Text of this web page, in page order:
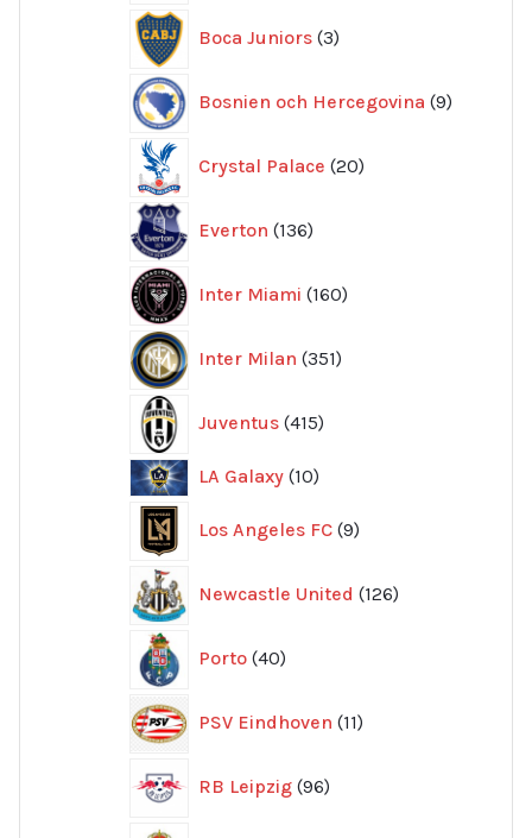
Boca Juniors 3
produkter
Bosnien och Hercegovina 9
produkter
Crystal Palace 20
produkter
Everton 136
produkter
Inter Miami 160
produkter
Inter Milan 351
produkter
Juventus 415
produkter
LA Galaxy 1010
Los Angeles FC 9
produkter
Newcastle United 126
produkter
Porto 40
produkter
PSV Eindhoven 11
produkter
RB Leipzig 96
produkter